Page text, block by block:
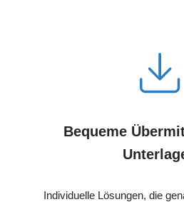
Bequeme
Individuelle Lösungen, die